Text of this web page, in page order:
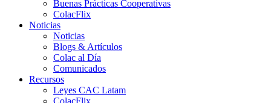
Buenas Prácticas Cooperativas
ColacFlix
Noticias
Noticias
Blogs & Artículos
Colac al Día
Comunicados
Recursos
Leyes CAC Latam
ColacFlix